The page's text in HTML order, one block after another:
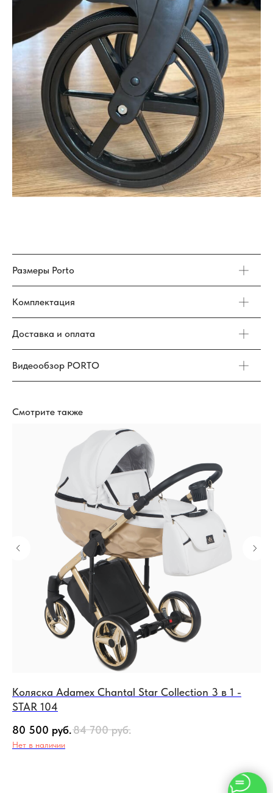
Размеры Porto
Комплектация
Доставка и оплата
Видеообзор PORTO
Смотрите также
Коляска Adamex Chantal Star Collection 3 в 1 -
STAR 104
80 500 руб.84 700 руб.
Нет в наличии